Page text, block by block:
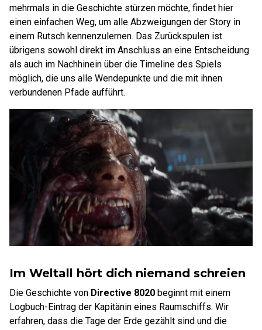
mehrmals in die Geschichte stürzen möchte, findet hier
einen einfachen Weg, um alle Abzweigungen der Story in
einem Rutsch kennenzulernen. Das Zurückspulen ist
übrigens sowohl direkt im Anschluss an eine Entscheidung
als auch im Nachhinein über die Timeline des Spiels
möglich, die uns alle Wendepunkte und die mit ihnen
verbundenen Pfade aufführt.
Im Weltall hört dich niemand schreien
Die Geschichte von Directive 8020 beginnt mit einem
Logbuch-Eintrag der Kapitänin eines Raumschiffs. Wir
erfahren, dass die Tage der Erde gezählt sind und die